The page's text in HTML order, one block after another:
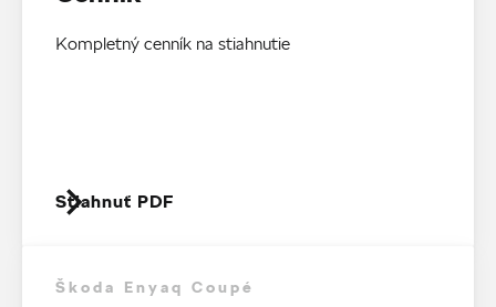
Kompletný cenník na stiahnutie
Stiahnuť PDF
Škoda Enyaq Coupé